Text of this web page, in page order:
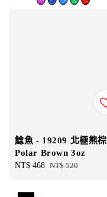
鯰魚 - 19209 北極熊棕
Polar Brown 3oz
Sale
NT$ 468 Regular
NT$ 520